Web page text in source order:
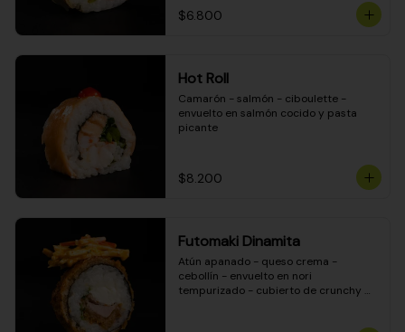
$6.800
Hot Roll
Camarón - salmón - ciboulette -
envuelto en salmón cocido y pasta
picante
$8.200
Futomaki Dinamita
Atún apanado - queso crema -
cebollín - envuelto en nori
tempurizado - cubierto de crunchy